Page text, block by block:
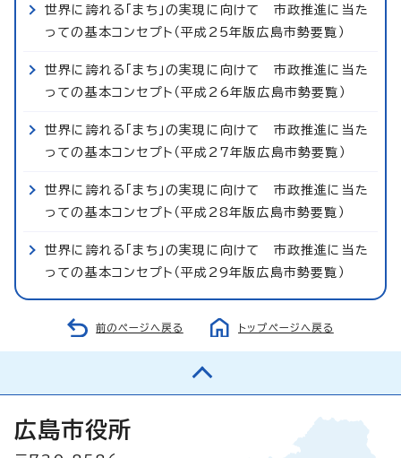
世界に誇れる「まち」の実現に向けて 市政推進に当た
っての基本コンセプト（平成25年版広島市勢要覧）
世界に誇れる「まち」の実現に向けて 市政推進に当た
っての基本コンセプト（平成26年版広島市勢要覧）
世界に誇れる「まち」の実現に向けて 市政推進に当た
っての基本コンセプト（平成27年版広島市勢要覧）
世界に誇れる「まち」の実現に向けて 市政推進に当た
っての基本コンセプト（平成28年版広島市勢要覧）
世界に誇れる「まち」の実現に向けて 市政推進に当た
っての基本コンセプト（平成29年版広島市勢要覧）
前のページへ戻る トップページへ戻る
広島市役所